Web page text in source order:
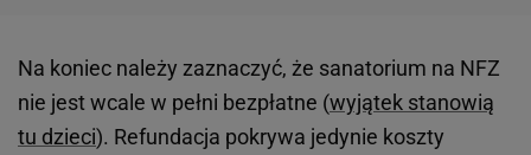
Na koniec należy zaznaczyć, że sanatorium na NFZ
nie jest wcale w pełni bezpłatne (wyjątek stanowią
tu dzieci). Refundacja pokrywa jedynie koszty